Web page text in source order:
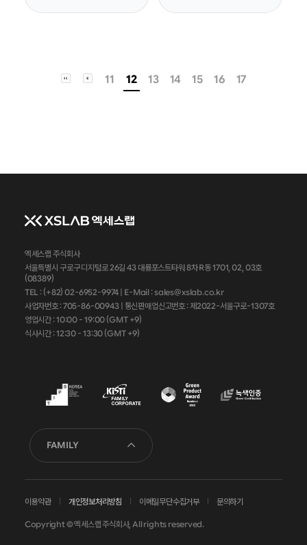
11 12 13 14 15 16 17
엑세스랩 주식회사
서울특별시 구로구 디지털로 26길 43 대륭포스트타워 8차 R동 1701, 02, 03호
(08389)
TEL : (+82) 02-6952-9974 |
E-Mail : sales@xslab.co.kr
사업자번호 : 705-86-00943| 통신판매업신고번호 : 제2022-서울구로-1307호
영업시간 : 10:00 - 19:00 (GMT +9)
식사시간 : 12:30 - 13:30 (GMT +9)
FAMILY
이용약관 개인정보처리방침 이메일무단수집거부 문의하기
Copyright © 엑세스랩 주식회사, All rights reserved.